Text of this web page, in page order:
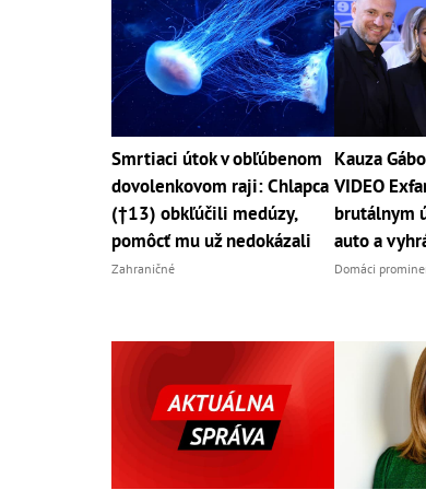
Smrtiaci útok v obľúbenom
dovolenkovom raji: Chlapca
(†13) obkľúčili medúzy,
pomôcť mu už nedokázali
Zahraničné
Kauza
VIDEO
brutálnym
auto a
Domáci